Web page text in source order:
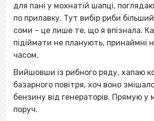
для пані у мохнатій шапці, поглядаю
по прилавку. Тут вибір риби
соми – це лише те, що я впізнала.
підіймати не планують, принаймні
часом.
Вийшовши із рибного ряду, хапаю
базарного повітря, хоч воно
бензину від генераторів. Прямую у
поруч.